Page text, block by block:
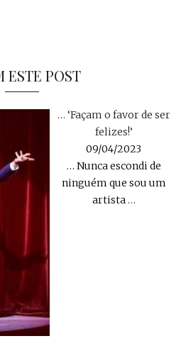
ESTE POST
… ‘Façam o favor de ser
felizes!’
09/04/2023
… Nunca escondi de
ninguém que sou um
artista …